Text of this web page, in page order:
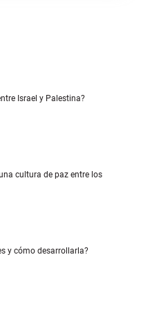
Israel y Palestina?
cultura de paz entre los
y cómo desarrollarla?